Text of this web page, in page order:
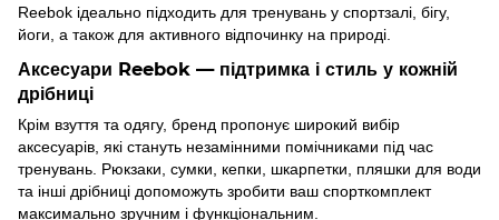
Reebok ідеально підходить для тренувань у спортзалі, бігу,
йоги, а також для активного відпочинку на природі.
Аксесуари Reebok — підтримка і стиль у кожній
дрібниці
Крім взуття та одягу, бренд пропонує широкий вибір
аксесуарів, які стануть незамінними помічниками під час
тренувань. Рюкзаки, сумки, кепки, шкарпетки, пляшки для води
та інші дрібниці допоможуть зробити ваш спорткомплект
максимально зручним і функціональним.